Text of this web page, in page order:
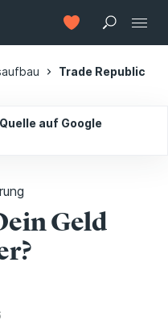
Trade Republic
auf Google
Geld